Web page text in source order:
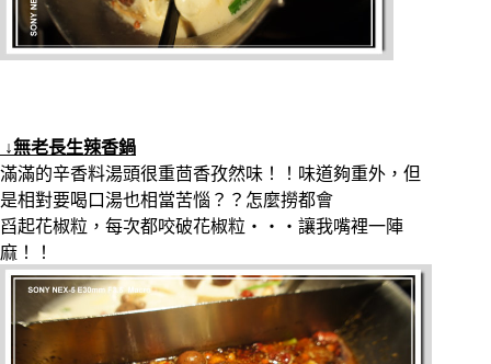
↓無老長生辣香鍋
滿滿的辛香料湯頭很重茴香孜然味！！味道夠重外，但
是相對要喝口湯也相當苦惱？？怎麼撈都會
舀起花椒粒，每次都咬破花椒粒‧‧‧讓我嘴裡一陣
麻！！